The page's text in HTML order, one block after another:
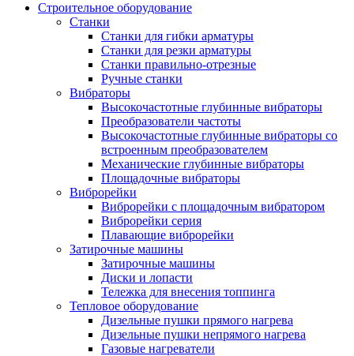
Строительное оборудование
Станки
Станки для гибки арматуры
Станки для резки арматуры
Станки правильно-отрезные
Ручные станки
Вибраторы
Высокочастотные глубинные вибраторы
Преобразователи частоты
Высокочастотные глубинные вибраторы со
встроенным преобразователем
Механические глубинные вибраторы
Площадочные вибраторы
Виброрейки
Виброрейки с площадочным вибратором
Виброрейки серия
Плавающие виброрейки
Затирочные машины
Затирочные машины
Диски и лопасти
Тележка для внесения топпинга
Тепловое оборудование
Дизельные пушки прямого нагрева
Дизельные пушки непрямого нагрева
Газовые нагреватели